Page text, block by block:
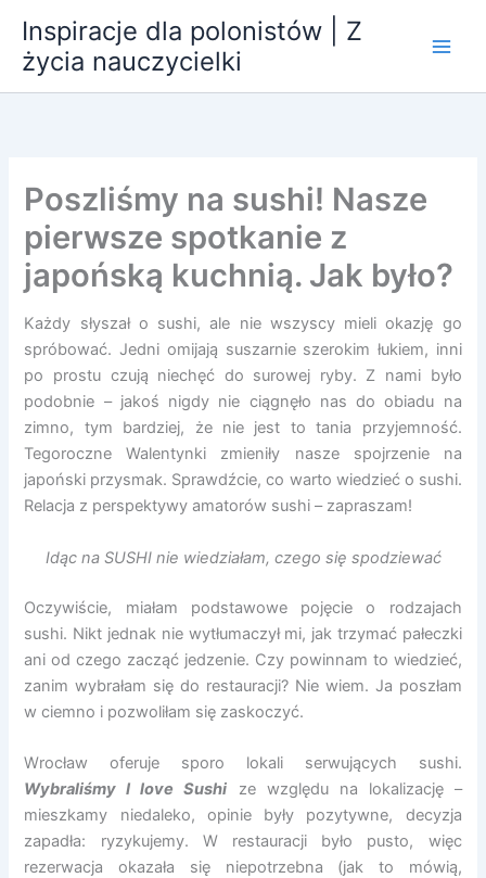
treści
Inspiracje dla polonistów | Z
życia nauczycielki
Poszliśmy na sushi! Nasze
pierwsze spotkanie z
japońską kuchnią. Jak było?
Każdy słyszał o sushi, ale nie wszyscy mieli okazję go
spróbować. Jedni omijają suszarnie szerokim łukiem, inni
po prostu czują niechęć do surowej ryby. Z nami było
podobnie – jakoś nigdy nie ciągnęło nas do obiadu na
zimno, tym bardziej, że nie jest to tania przyjemność.
Tegoroczne Walentynki zmieniły nasze spojrzenie na
japoński przysmak. Sprawdźcie, co warto wiedzieć o sushi.
Relacja z perspektywy amatorów sushi – zapraszam!
Idąc na SUSHI nie wiedziałam, czego się spodziewać
Oczywiście, miałam podstawowe pojęcie o rodzajach
sushi. Nikt jednak nie wytłumaczył mi, jak trzymać pałeczki
ani od czego zacząć jedzenie. Czy powinnam to wiedzieć,
zanim wybrałam się do restauracji? Nie wiem. Ja poszłam
w ciemno i pozwoliłam się zaskoczyć.
Wrocław oferuje sporo lokali serwujących sushi.
Wybraliśmy I love Sushi
ze względu na lokalizację –
mieszkamy niedaleko, opinie były pozytywne, decyzja
zapadła: ryzykujemy. W restauracji było pusto, więc
rezerwacja okazała się niepotrzebna (jak to mówią,